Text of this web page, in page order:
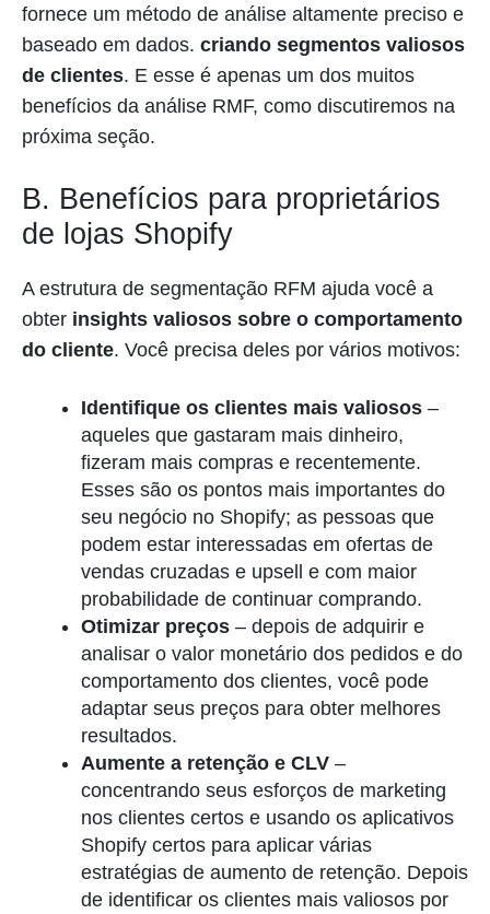
fornece um método de análise altamente preciso e
baseado em dados. criando segmentos valiosos
de clientes. E esse é apenas um dos muitos
benefícios da análise RMF, como discutiremos na
próxima seção.
B. Benefícios para proprietários
de lojas Shopify
A estrutura de segmentação RFM ajuda você a
obter insights valiosos sobre o comportamento
do cliente. Você precisa deles por vários motivos:
Identifique os clientes mais valiosos –
aqueles que gastaram mais dinheiro,
fizeram mais compras e recentemente.
Esses são os pontos mais importantes do
seu negócio no Shopify; as pessoas que
podem estar interessadas em ofertas de
vendas cruzadas e upsell e com maior
probabilidade de continuar comprando.
Otimizar preços – depois de adquirir e
analisar o valor monetário dos pedidos e do
comportamento dos clientes, você pode
adaptar seus preços para obter melhores
resultados.
Aumente a retenção e CLV –
concentrando seus esforços de marketing
nos clientes certos e usando os aplicativos
Shopify certos para aplicar várias
estratégias de aumento de retenção. Depois
de identificar os clientes mais valiosos por